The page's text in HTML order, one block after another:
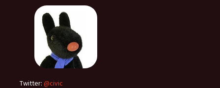
Twitter: @civic